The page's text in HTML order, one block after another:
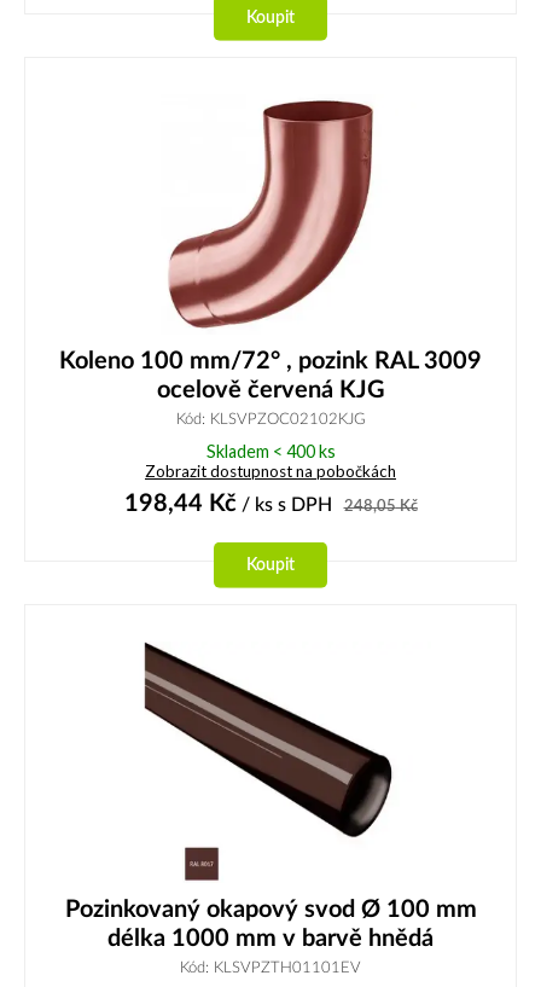
Koupit
Koleno 100 mm/72° , pozink RAL 3009
ocelově červená KJG
Kód: KLSVPZOC02102KJG
Skladem < 400 ks
Zobrazit dostupnost na pobočkách
198,44 Kč/ ks s DPH 248,05Kč
Koupit
Pozinkovaný okapový svod Ø 100 mm
délka 1000 mm v barvě hnědá
Kód: KLSVPZTH01101EV